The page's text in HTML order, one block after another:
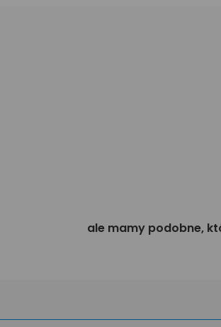
ale mamy podobne,